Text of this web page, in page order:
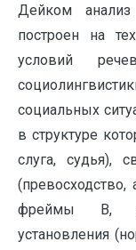
Дейком анализ
построен на
условий
социальных
в структуре
слуга, судья),
(превосходство,
фреймы В,
установления